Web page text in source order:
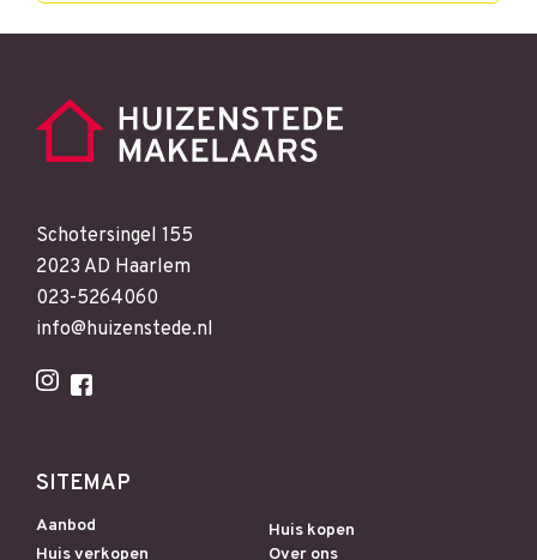
Schotersingel 155
2023 AD Haarlem
023-5264060
info@huizenstede.nl
SITEMAP
Aanbod
Huis kopen
Huis verkopen
Over ons